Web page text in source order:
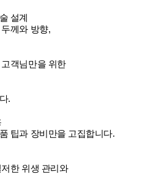
설계
께와 방향,
객님만을 위한
.
팁과 장비만을 고집합니다.
한 위생 관리와